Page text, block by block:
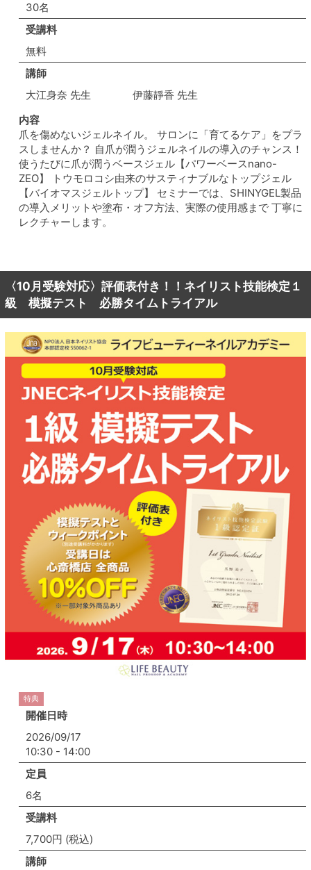
30名
受講料
無料
講師
大江身奈 先生 伊藤靜香 先生
内容
爪を傷めないジェルネイル。 サロンに「育てるケア」をプラ
スしませんか？ 自爪が潤うジェルネイルの導入のチャンス！
使うたびに爪が潤うベースジェル【パワーベースnano-
ZEO】 トウモロコシ由来のサスティナブルなトップジェル
【バイオマスジェルトップ】 セミナーでは、SHINYGEL製品
の導入メリットや塗布・オフ方法、実際の使用感まで 丁寧に
レクチャーします。
〈10月受験対応〉評価表付き！！ネイリスト技能検定１
級 模擬テスト 必勝タイムトライアル
特典
開催日時
2026/09/17
10:30 - 14:00
定員
6名
受講料
7,700円 (税込)
講師